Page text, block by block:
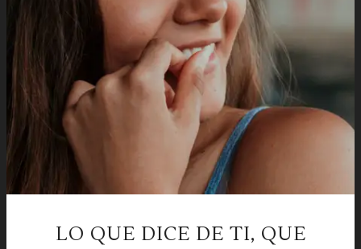
LO QUE DICE DE TI, QUE